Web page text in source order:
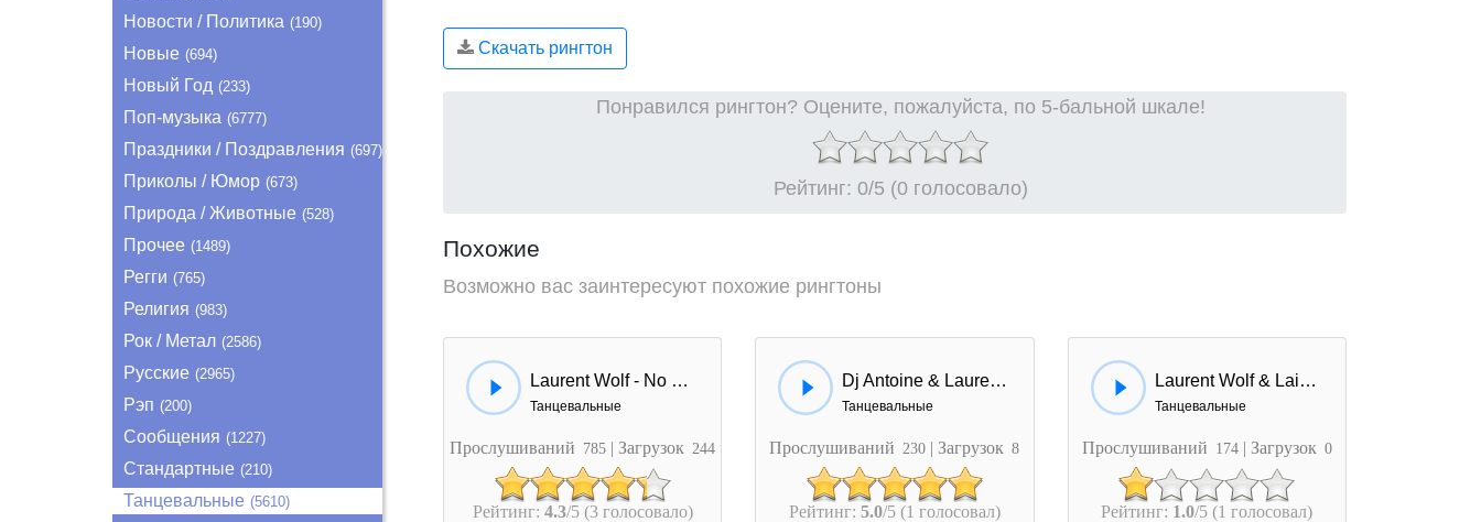
Новости / Политика (190)
Новые (694)
Новый Год (233)
Поп-музыка (6777)
Праздники / Поздравления (697)
Приколы / Юмор (673)
Природа / Животные (528)
Прочее (1489)
Регги (765)
Религия (983)
Рок / Метал (2586)
Русские (2965)
Рэп (200)
Сообщения (1227)
Стандартные (210)
Танцевальные (5610)
Скачать рингтон
Понравился рингтон? Оцените, пожалуйста, по 5-бальной шкале!
Рейтинг: 0/5 (0 голосовало)
Похожие
Возможно вас заинтересуют похожие рингтоны
Laurent Wolf - No Stress
Танцевальные
Прослушиваний 785 | Загрузок 244
Рейтинг: 4.3/5 (3 голосовало)
Dj Antoine & Laurent Wolf - This Time
Танцевальные
Прослушиваний 230 | Загрузок 8
Рейтинг: 5.0/5 (1 голосовал)
Laurent Wolf & Laila Darwich - I Can Fly
Танцевальные
Прослушиваний 174 | Загрузок 0
Рейтинг: 1.0/5 (1 голосовал)